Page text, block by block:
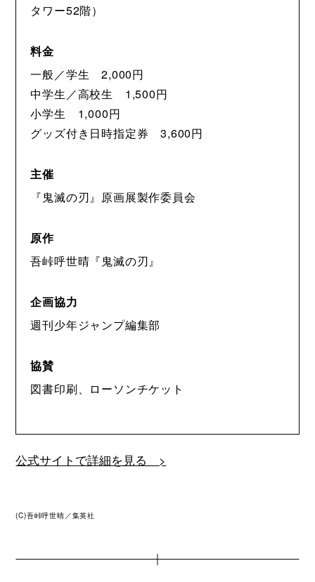
タワー52階）
料金
一般／学生 2,000円
中学生／高校生 1,500円
小学生 1,000円
グッズ付き日時指定券 3,600円
主催
『鬼滅の刃』原画展製作委員会
原作
吾峠呼世晴『鬼滅の刃』
企画協力
週刊少年ジャンプ編集部
協賛
図書印刷、ローソンチケット
公式サイトで詳細を見る >
(C)吾峠呼世晴／集英社